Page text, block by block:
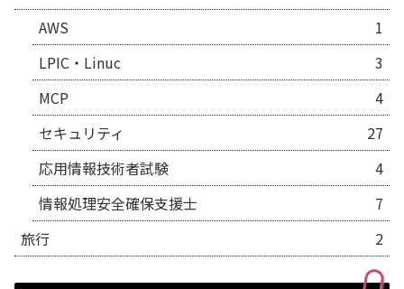
AWS
1
LPIC・Linuc
3
MCP
4
セキュリティ
27
応用情報技術者試験
4
情報処理安全確保支援士
7
旅行
2